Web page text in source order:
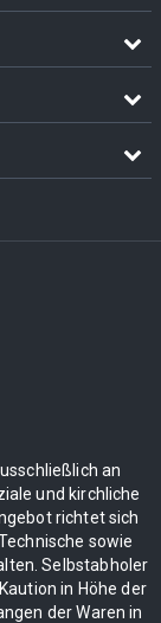
an
und kirchliche
richtet sich
sowie
Selbstabholer
in Höhe der
der Waren in